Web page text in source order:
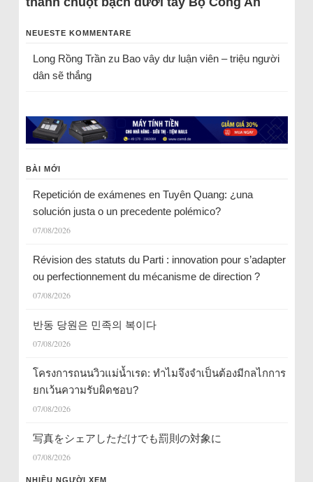
NEUESTE KOMMENTARE
Long Rồng Trầnzu Bao vây dư luận viên – triệu người
dân sẽ thắng
BÀI MỚI
Repetición de exámenes en Tuyên Quang: ¿una
solución justa o un precedente polémico?
07/08/2026
Révision des statuts du Parti : innovation pour s’adapter
ou perfectionnement du mécanisme de direction ?
07/08/2026
반동 당원은 민족의 복이다
07/08/2026
โครงการถนนวิวแม่น้ำเรด: ทำไมจึงจำเป็นต้องมีกลไกการ
ยกเว้นความรับผิดชอบ?
07/08/2026
写真をシェアしただけでも罰則の対象に
07/08/2026
NHIỀU NGƯỜI XEM